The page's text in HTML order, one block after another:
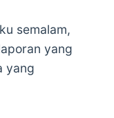
semalam,
yang
yang